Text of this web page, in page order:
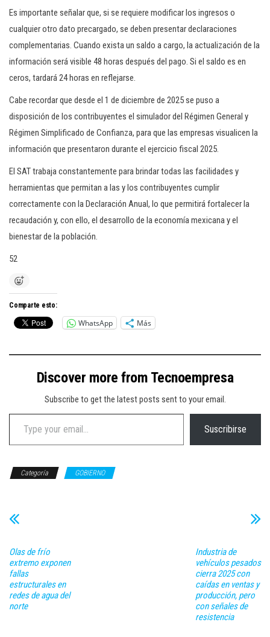
Es importante señalar que, si se requiere modificar los ingresos o
cualquier otro dato precargado, se deben presentar declaraciones
complementarias. Cuando exista un saldo a cargo, la actualización de la
información será visible 48 horas después del pago. Si el saldo es en
ceros, tardará 24 horas en reflejarse.
Cabe recordar que desde el 1 de diciembre de 2025 se puso a
disposición de los contribuyentes el simulador del Régimen General y
Régimen Simplificado de Confianza, para que las empresas visualicen la
información que presentaron durante el ejercicio fiscal 2025.
El SAT trabaja constantemente para brindar todas las facilidades y
herramientas que permitan a las y los contribuyentes cumplir
correctamente con la Declaración Anual, lo que permitirá fortalecer la
recaudación y, con ello, el desarrollo de la economía mexicana y el
bienestar de la población.
52
Comparte esto:
WhatsApp Más
Discover more from Tecnoempresa
Subscribe to get the latest posts sent to your email.
Type your email…
Suscribirse
Categoría GOBIERNO
Olas de frío
extremo exponen
fallas
estructurales en
redes de agua del
norte
Industria de
vehículos pesados
cierra 2025 con
caídas en ventas y
producción, pero
con señales de
resistencia